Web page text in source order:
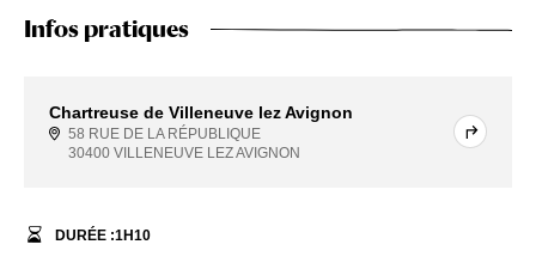
Infos pratiques
Chartreuse de Villeneuve lez Avignon
58 RUE DE LA RÉPUBLIQUE
30400 VILLENEUVE LEZ AVIGNON
DURÉE :1H10